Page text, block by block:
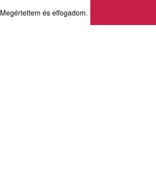
Megértettem és elfogadom.